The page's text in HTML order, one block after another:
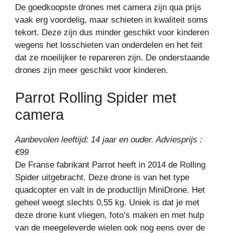
De goedkoopste drones met camera zijn qua prijs
vaak erg voordelig, maar schieten in kwaliteit soms
tekort. Deze zijn dus minder geschikt voor kinderen
wegens het losschieten van onderdelen en het feit
dat ze moeilijker te repareren zijn. De onderstaande
drones zijn meer geschikt voor kinderen.
Parrot Rolling Spider met
camera
Aanbevolen leeftijd: 14 jaar en ouder. Adviesprijs :
€99
De Franse fabrikant Parrot heeft in 2014 de Rolling
Spider uitgebracht. Deze drone is van het type
quadcopter en valt in de productlijn MiniDrone. Het
geheel weegt slechts 0,55 kg. Uniek is dat je met
deze drone kunt vliegen, foto’s maken en met hulp
van de meegeleverde wielen ook nog eens over de